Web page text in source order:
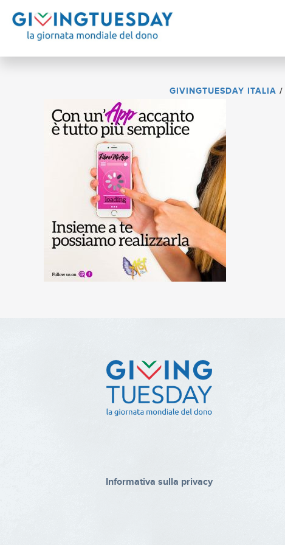
GIVINGTUESDAY ITALIA /
Informativa sulla privacy